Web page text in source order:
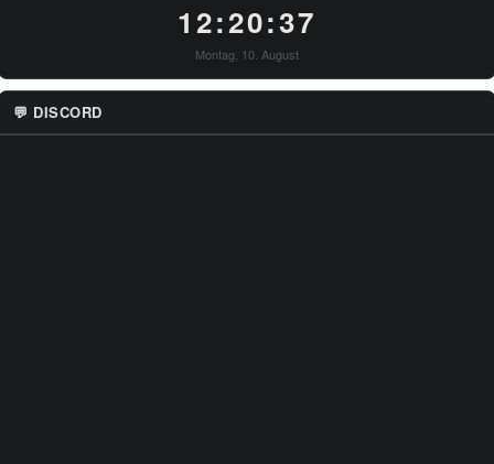
12:20:38
Montag, 10. August
💬 DISCORD